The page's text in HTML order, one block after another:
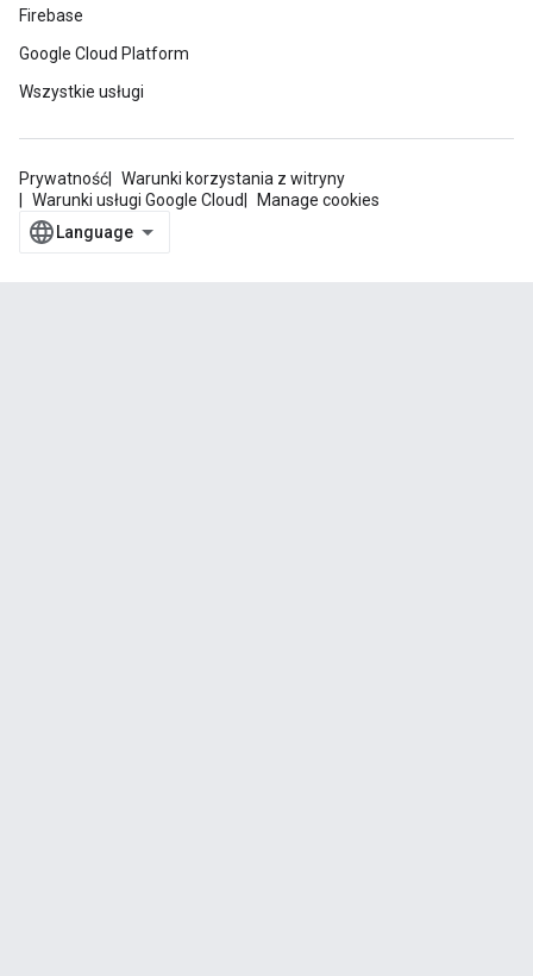
Firebase
Google Cloud Platform
Wszystkie usługi
Prywatność
Warunki korzystania z witryny
Warunki usługi Google Cloud
Manage cookies